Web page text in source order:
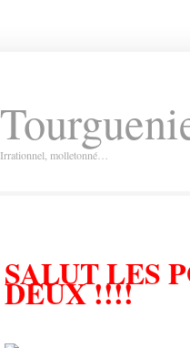
Irrationnel, molletonné…
SALUT LES
DEUX !!!!